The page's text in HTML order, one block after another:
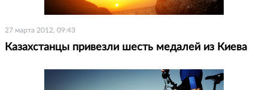
27 марта 2012, 09:43
Казахстанцы привезли шесть медалей из Киева